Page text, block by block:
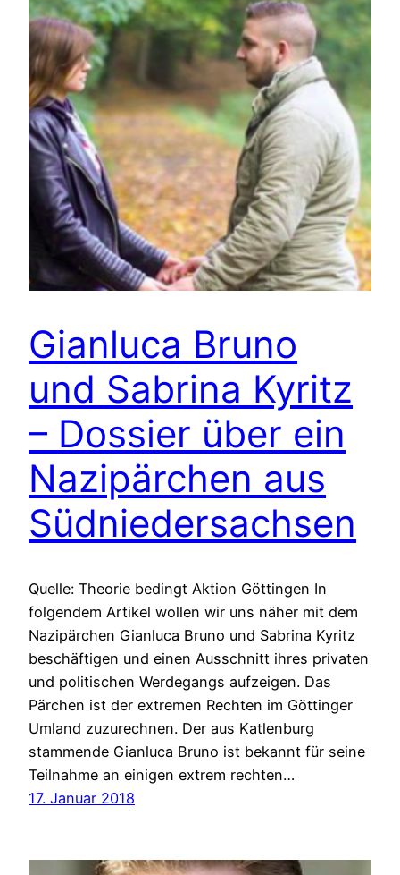
Gianluca Bruno
und Sabrina Kyritz
– Dossier über ein
Nazipärchen aus
Südniedersachsen
Quelle: Theorie bedingt Aktion Göttingen In
folgendem Artikel wollen wir uns näher mit dem
Nazipärchen Gianluca Bruno und Sabrina Kyritz
beschäftigen und einen Ausschnitt ihres privaten
und politischen Werdegangs aufzeigen. Das
Pärchen ist der extremen Rechten im Göttinger
Umland zuzurechnen. Der aus Katlenburg
stammende Gianluca Bruno ist bekannt für seine
Teilnahme an einigen extrem rechten…
17. Januar 2018